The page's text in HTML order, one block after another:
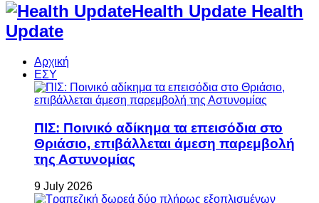
Health Update Health
Update
Αρχική
ΕΣΥ
ΠΙΣ: Ποινικό αδίκημα τα επεισόδια στο
Θριάσιο, επιβάλλεται άμεση παρεμβολή
της Αστυνομίας
9 July 2026